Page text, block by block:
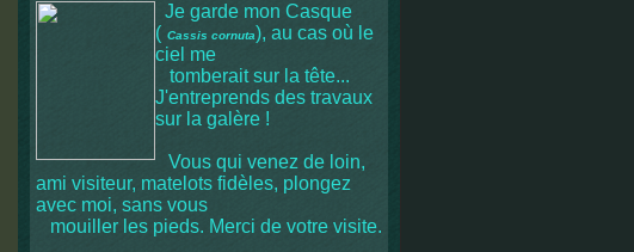
Je garde mon Casque
( Cassis cornuta), au cas où le
ciel me
tomberait sur la tête...
J'entreprends des travaux
sur la galère !
Vous qui venez de loin,
ami visiteur, matelots fidèles, plongez
avec moi, sans vous
mouiller les pieds. Merci de votre visite.